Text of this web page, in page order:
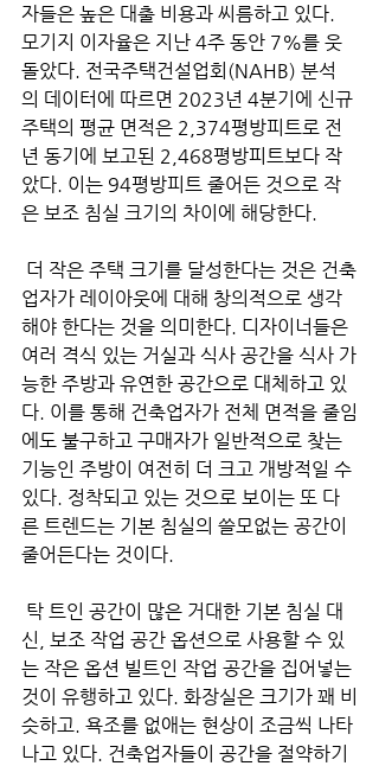
자들은 높은 대출 비용과 씨름하고 있다.
모기지 이자율은 지난 4주 동안 7%를 웃
돌았다. 전국주택건설업회(NAHB) 분석
의 데이터에 따르면 2023년 4분기에 신규
주택의 평균 면적은 2,374평방피트로 전
년 동기에 보고된 2,468평방피트보다 작
았다. 이는 94평방피트 줄어든 것으로 작
은 보조 침실 크기의 차이에 해당한다.
업자가 레이아웃에 대해 창의적으로 생각
해야 한다는 것을 의미한다. 디자이너들은
여러 격식 있는 거실과 식사 공간을 식사 가
능한 주방과 유연한 공간으로 대체하고 있
다. 이를 통해 건축업자가 전체 면적을 줄임
에도 불구하고 구매자가 일반적으로 찾는
기능인 주방이 여전히 더 크고 개방적일 수
있다. 정착되고 있는 것으로 보이는 또 다
른 트렌드는 기본 침실의 쓸모없는 공간이
줄어든다는 것이다.
신, 보조 작업 공간 옵션으로 사용할 수 있
는 작은 옵션 빌트인 작업 공간을 집어넣는
것이 유행하고 있다. 화장실은 크기가 꽤 비
슷하고. 욕조를 없애는 현상이 조금씩 나타
나고 있다. 건축업자들이 공간을 절약하기